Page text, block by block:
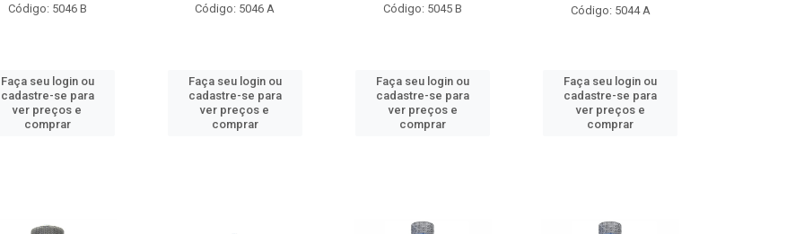
Código: 5046 B
Faça seu login ou
cadastre-se para
ver preços e
comprar
Código: 5046 A
Faça seu login ou
cadastre-se para
ver preços e
comprar
Código: 5045 B
Faça seu login ou
cadastre-se para
ver preços e
comprar
Código: 5044 A
Faça seu login ou
cadastre-se para
ver preços e
comprar